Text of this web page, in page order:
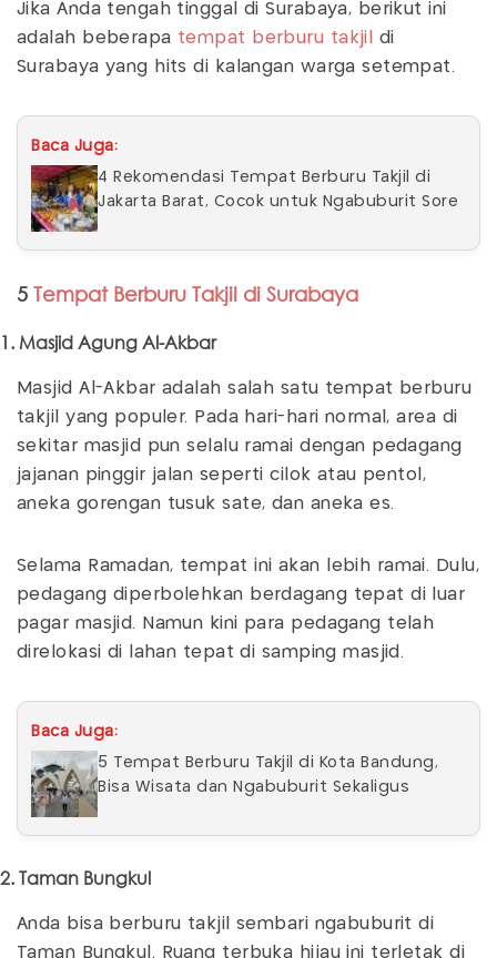
Jika Anda tengah tinggal di Surabaya, berikut ini
adalah beberapa tempat berburu takjil
di
Surabaya yang hits di kalangan warga setempat.
Baca Juga:
4 Rekomendasi Tempat Berburu Takjil di
Jakarta Barat, Cocok untuk Ngabuburit Sore
5 Tempat Berburu Takjil di Surabaya
1. Masjid Agung Al-Akbar
Masjid Al-Akbar adalah salah satu tempat berburu
takjil yang populer. Pada hari-hari normal, area di
sekitar masjid pun selalu ramai dengan pedagang
jajanan pinggir jalan seperti cilok atau pentol,
aneka gorengan tusuk sate, dan aneka es.
Selama Ramadan, tempat ini akan lebih ramai. Dulu,
pedagang diperbolehkan berdagang tepat di luar
pagar masjid. Namun kini para pedagang telah
direlokasi di lahan tepat di samping masjid.
Baca Juga:
5 Tempat Berburu Takjil di Kota Bandung,
Bisa Wisata dan Ngabuburit Sekaligus
2. Taman Bungkul
Anda bisa berburu takjil sembari ngabuburit di
Taman Bungkul. Ruang terbuka hijau ini terletak di